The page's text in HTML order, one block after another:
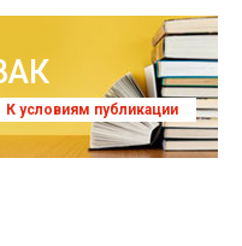
К условиям публикации